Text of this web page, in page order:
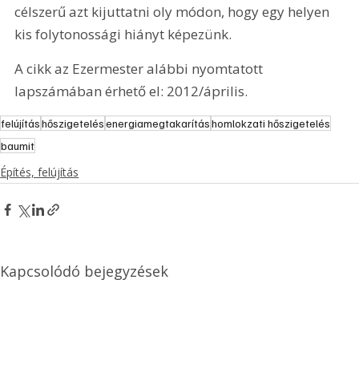
célszerű azt kijuttatni oly módon, hogy egy helyen
kis folytonossági hiányt képezünk.
A cikk az Ezermester alábbi nyomtatott
lapszámában érhető el: 2012/április.
felújításhőszigetelésenergiamegtakarításhomlokzati hőszigetelés
baumit
Építés, felújítás
Kapcsolódó bejegyzések